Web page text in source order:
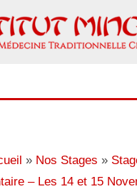
» Nos Stages »
– Les 14 et 15